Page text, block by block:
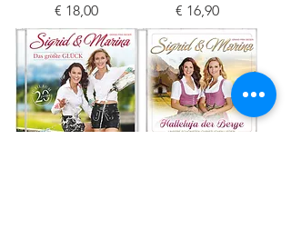
Preis
€ 18,00
Preis
€ 16,90